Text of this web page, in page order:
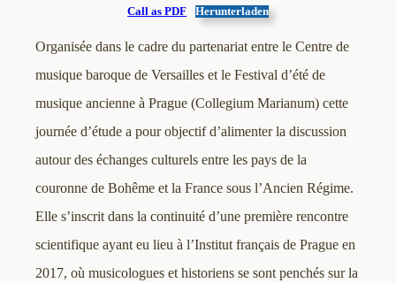
Call as PDF Herunterladen
Organisée dans le cadre du partenariat entre le Centre de
musique baroque de Versailles et le Festival d’été de
musique ancienne à Prague (Collegium Marianum) cette
journée d’étude a pour objectif d’alimenter la discussion
autour des échanges culturels entre les pays de la
couronne de Bohême et la France sous l’Ancien Régime.
Elle s’inscrit dans la continuité d’une première rencontre
scientifique ayant eu lieu à l’Institut français de Prague en
2017, où musicologues et historiens se sont penchés sur la